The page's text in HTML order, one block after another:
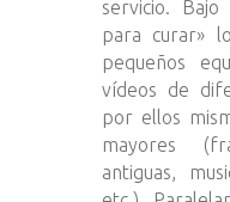
servicio.
para curar»
pequeños
vídeos de
por ellos
mayores
antiguas,